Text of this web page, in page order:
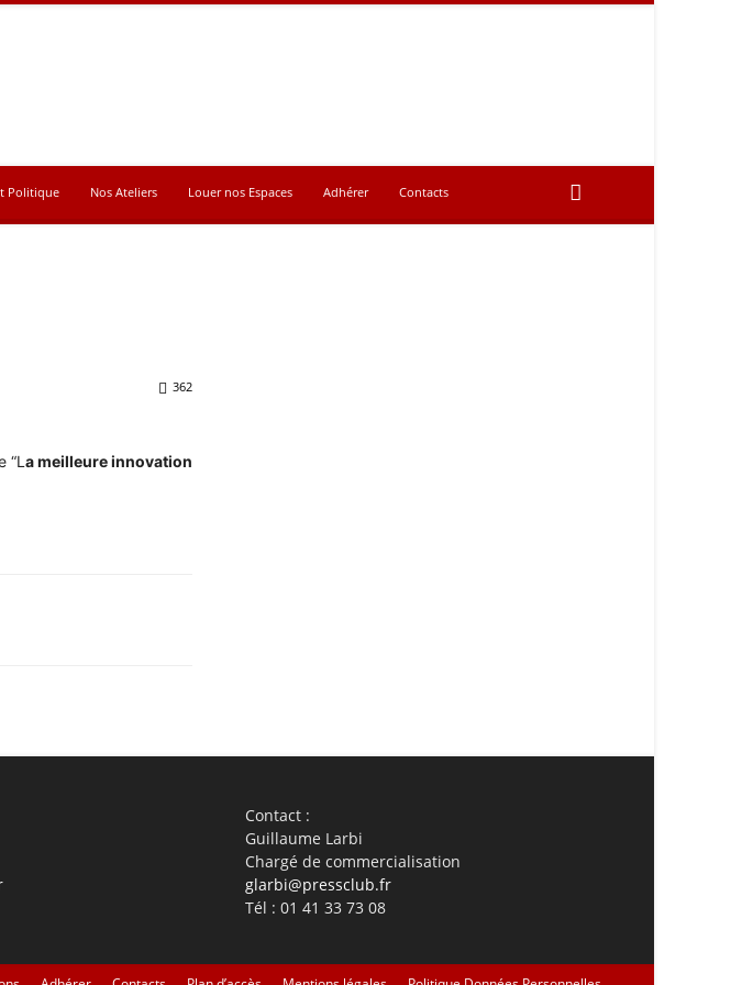
Politique Nos Ateliers Louer nos Espaces Adhérer Contacts
362
a meilleure innovation
Contact :
Guillaume Larbi
Chargé de commercialisation
glarbi@pressclub.fr
Tél : 01 41 33 73 08